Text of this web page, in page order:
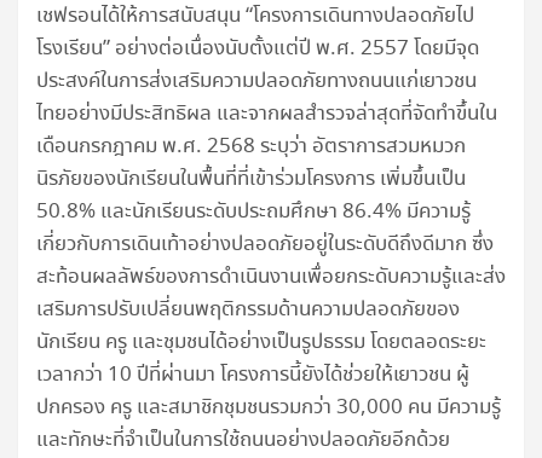
เชฟรอนได้ให้การสนับสนุน “โครงการเดินทางปลอดภัยไป
โรงเรียน” อย่างต่อเนื่องนับตั้งแต่ปี พ.ศ. 2557 โดยมีจุด
ประสงค์ในการส่งเสริมความปลอดภัยทางถนนแก่เยาวชน
ไทยอย่างมีประสิทธิผล และจากผลสำรวจล่าสุดที่จัดทำขึ้นใน
เดือนกรกฎาคม พ.ศ. 2568 ระบุว่า อัตราการสวมหมวก
นิรภัยของนักเรียนในพื้นที่ที่เข้าร่วมโครงการ เพิ่มขึ้นเป็น
50.8% และนักเรียนระดับประถมศึกษา 86.4% มีความรู้
เกี่ยวกับการเดินเท้าอย่างปลอดภัยอยู่ในระดับดีถึงดีมาก ซึ่ง
สะท้อนผลลัพธ์ของการดำเนินงานเพื่อยกระดับความรู้และส่ง
เสริมการปรับเปลี่ยนพฤติกรรมด้านความปลอดภัยของ
นักเรียน ครู และชุมชนได้อย่างเป็นรูปธรรม โดยตลอดระยะ
เวลากว่า 10 ปีที่ผ่านมา โครงการนี้ยังได้ช่วยให้เยาวชน ผู้
ปกครอง ครู และสมาชิกชุมชนรวมกว่า 30,000 คน มีความรู้
และทักษะที่จำเป็นในการใช้ถนนอย่างปลอดภัยอีกด้วย